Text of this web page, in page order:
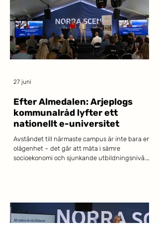
Efter Almedalen: Arjeplogs
kommunalråd lyfter ett
nationellt e-universitet
Avståndet till närmaste campus är inte bara en
olägenhet – det går att mäta i sämre
socioekonomi och sjunkande utbildningsnivå.
Kommunalförbund och Kompetensarena
27 juni